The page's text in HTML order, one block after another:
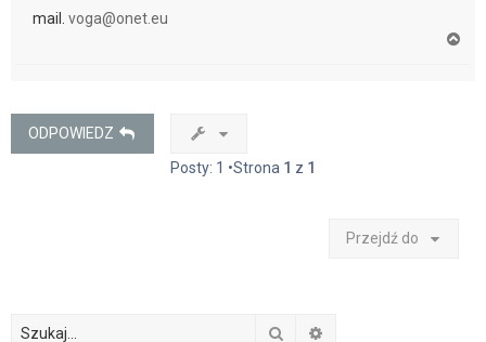
mail. voga@onet.eu
ODPOWIEDZ
Posty: 1 •Strona 1 z 1
Przejdź do
Szukaj